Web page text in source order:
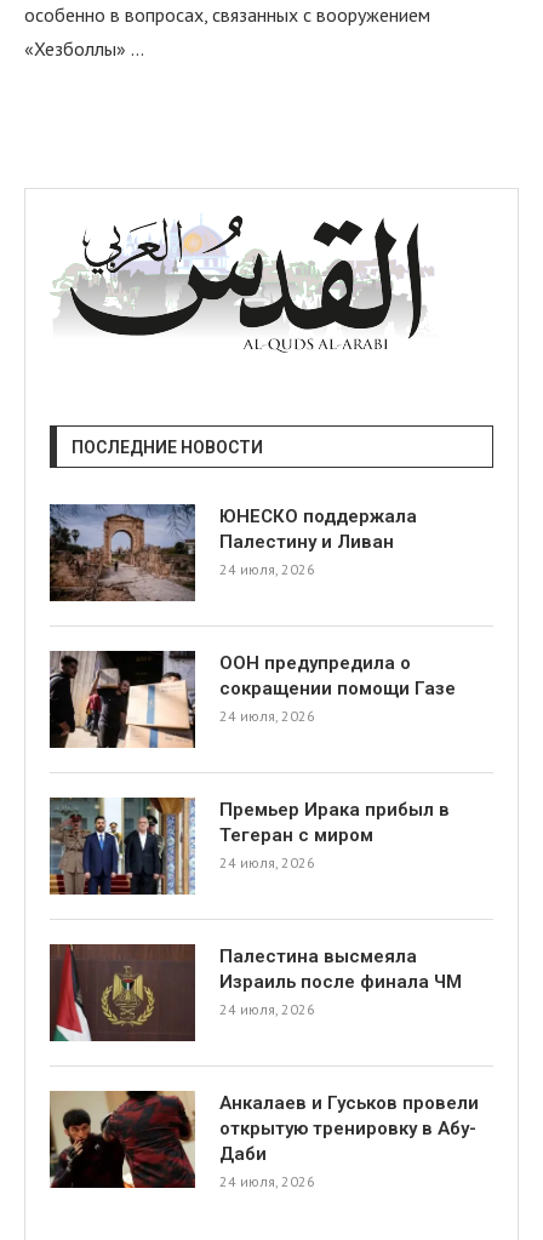
особенно в вопросах, связанных с вооружением
«Хезболлы» …
ПОСЛЕДНИЕ НОВОСТИ
ЮНЕСКО поддержала
Палестину и Ливан
24 июля, 2026
ООН предупредила о
сокращении помощи Газе
24 июля, 2026
Премьер Ирака прибыл в
Тегеран с миром
24 июля, 2026
Палестина высмеяла
Израиль после финала ЧМ
24 июля, 2026
Анкалаев и Гуськов провели
открытую тренировку в Абу-
Даби
24 июля, 2026